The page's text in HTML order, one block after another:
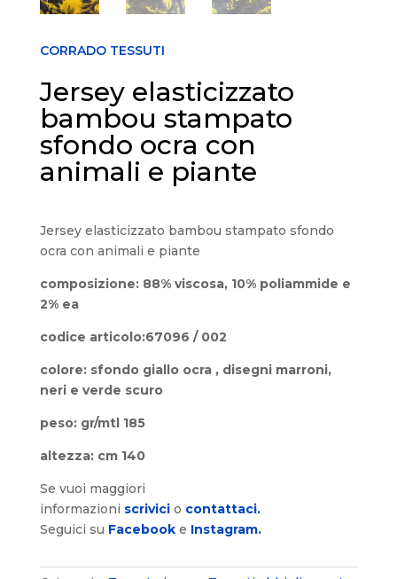
CORRADO TESSUTI
Jersey elasticizzato
bambou stampato
sfondo ocra con
animali e piante
Jersey elasticizzato bambou stampato sfondo
ocra con animali e piante
composizione: 88% viscosa, 10% poliammide e
2% ea
codice articolo:67096 / 002
colore: sfondo giallo ocra , disegni marroni,
neri e verde scuro
peso: gr/mtl 185
altezza: cm 140
Se vuoi maggiori
informazioni scrivici o contattaci.
Seguici su Facebooke Instagram.